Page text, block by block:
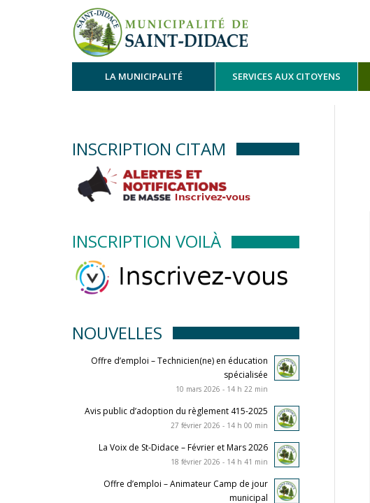
LA MUNICIPALITÉ SERVICES AUX CITOYENS
INSCRIPTION CITAM
INSCRIPTION VOILÀ
NOUVELLES
Offre d’emploi – Technicien(ne) en éducation
spécialisée
10 mars 2026 - 14 h 22 min
Avis public d’adoption du règlement 415-2025
27 février 2026 - 14 h 00 min
La Voix de St-Didace – Février et Mars 2026
18 février 2026 - 14 h 41 min
Offre d’emploi – Animateur Camp de jour
municipal